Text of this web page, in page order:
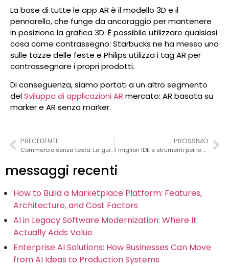
La base di tutte le app AR è il modello 3D e il
pennarello, che funge da ancoraggio per mantenere
in posizione la grafica 3D. È possibile utilizzare qualsiasi
cosa come contrassegno: Starbucks ne ha messo uno
sulle tazze delle feste e Philips utilizza i tag AR per
contrassegnare i propri prodotti.
Di conseguenza, siamo portati a un altro segmento
delSviluppo di applicazioni AR mercato: AR basata su
marker e AR senza marker.
PRECEDENTE
Commercio senza testa: La guida completa 2026
PROSSIMO
I migliori IDE e strumenti per lo sviluppo Web Golang
messaggi recenti
How to Build a Marketplace Platform: Features,
Architecture, and Cost Factors
AI in Legacy Software Modernization: Where It
Actually Adds Value
Enterprise AI Solutions: How Businesses Can Move
from AI Ideas to Production Systems